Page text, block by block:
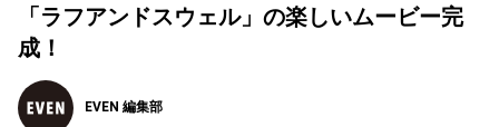
「ラフアンドスウェル」の楽しいムービー完
成！
EVEN 編集部